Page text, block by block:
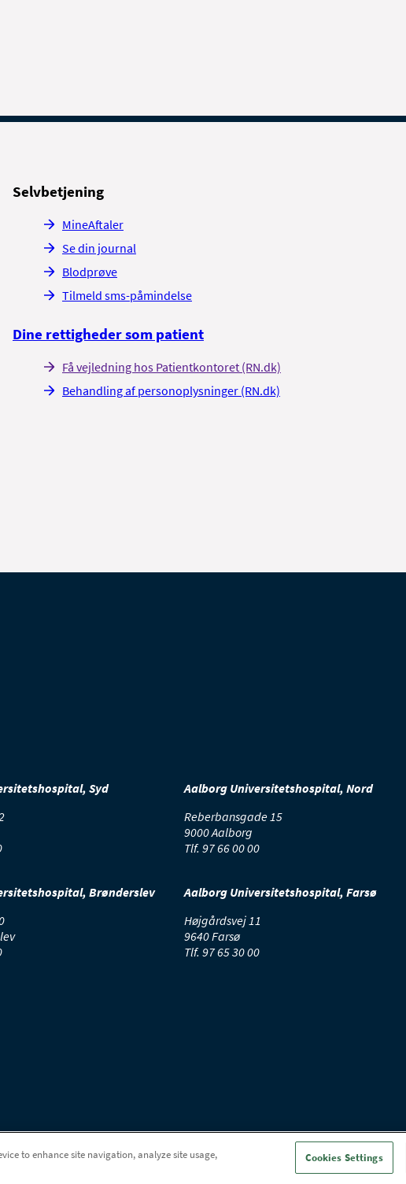
Selvbetjening
MineAftaler
Se din journal
Blodprøve
Tilmeld sms-påmindelse
Dine rettigheder som patient
Få vejledning hos Patientkontoret (RN.dk)
Behandling af personoplysninger (RN.dk)
Syd
Aalborg Universitetshospital, Nord
Reberbansgade 15
9000 Aalborg
Tlf. 97 66 00 00
Brønderslev
Aalborg Universitetshospital, Farsø
Højgårdsvej 11
9640 Farsø
Tlf. 97 65 30 00
to enhance site navigation, analyze site usage,
Cookies Settings